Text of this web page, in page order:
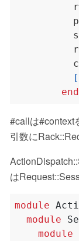
[
end
#callは#context
引数に
は
module
module
module